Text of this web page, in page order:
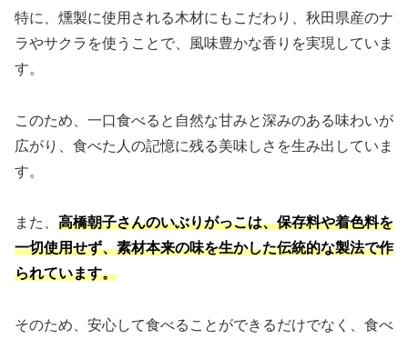
特に、燻製に使用される木材にもこだわり、秋田県産のナ
ラやサクラを使うことで、風味豊かな香りを実現していま
す。
このため、一口食べると自然な甘みと深みのある味わいが
広がり、食べた人の記憶に残る美味しさを生み出していま
す。
また、 高橋朝子さんのいぶりがっこは、保存料や着色料を
一切使用せず、素材本来の味を生かした伝統的な製法で作
られています。
そのため、安心して食べることができるだけでなく、食べ